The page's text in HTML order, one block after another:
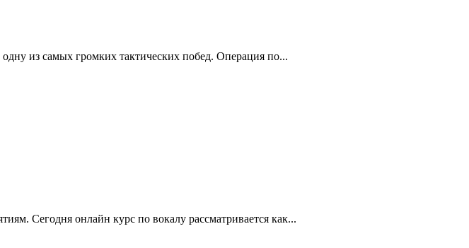
из самых громких тактических побед. Операция по...
Сегодня онлайн курс по вокалу рассматривается как...